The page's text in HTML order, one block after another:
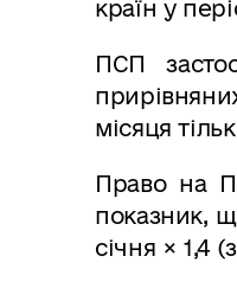
країн у
ПСП
місяця
Право на
показник,
січня × 1,4